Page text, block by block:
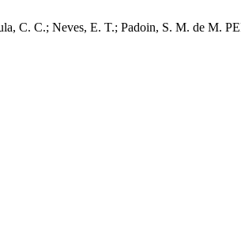
C. C.; Neves, E. T.; Padoin, S. M. de